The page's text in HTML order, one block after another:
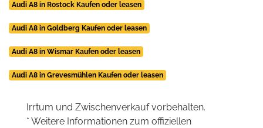
Audi A8 in Rostock Kaufen oder leasen
Audi A8 in Goldberg Kaufen oder leasen
Audi A8 in Wismar Kaufen oder leasen
Audi A8 in Grevesmühlen Kaufen oder leasen
Irrtum und Zwischenverkauf vorbehalten.
* Weitere Informationen zum offiziellen